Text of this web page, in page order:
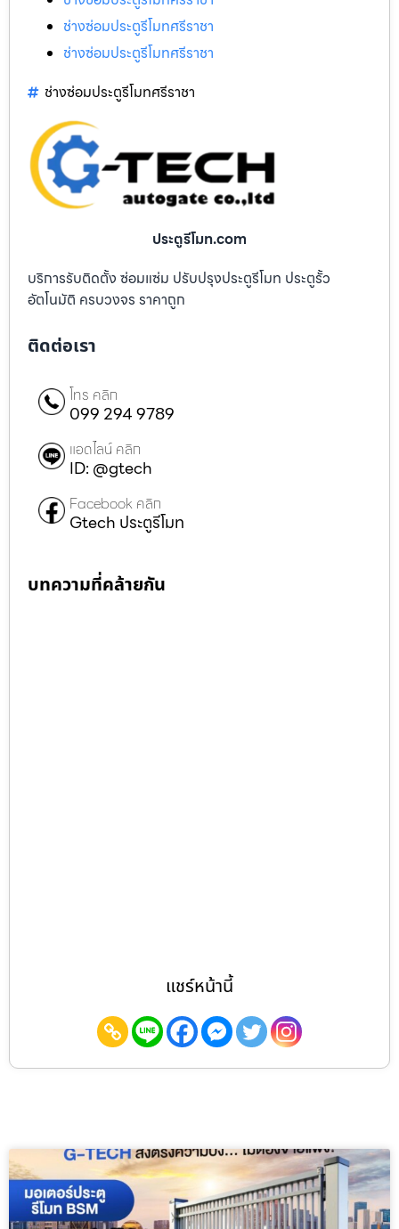
ช่างซ่อมประตูรีโมทศรีราชา
ช่างซ่อมประตูรีโมทศรีราชา
ช่างซ่อมประตูรีโมทศรีราชา
ประตูรีโมท.com
บริการรับติดตั้ง ซ่อมแซ่ม ปรับปรุงประตูรีโมท ประตูรั้ว
อัตโนมัติ ครบวงจร ราคาถูก
ติดต่อเรา
โทร คลิก
099 294 9789
แอดไลน์ คลิก
ID: @gtech
Facebook คลิก
Gtech ประตูรีโมท
บทความที่คล้ายกัน
แชร์หน้านี้